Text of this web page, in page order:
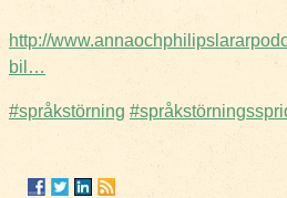
http://
bil…
#språkstörning #